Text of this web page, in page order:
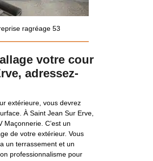
ragréage 53
votre cour
adressez-
extérieure, vous devrez
À Saint Jean Sur Erve,
C’est un
de votre extérieur. Vous
un terrassement et un
professionnalisme pour